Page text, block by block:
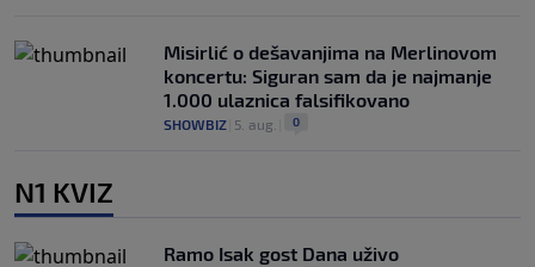
Misirlić o dešavanjima na Merlinovom
koncertu: Siguran sam da je najmanje
1.000 ulaznica falsifikovano
SHOWBIZ 5. aug. 0
N1 KVIZ
Ramo Isak gost Dana uživo